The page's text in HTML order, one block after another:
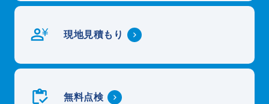
現地見積もり
無料点検